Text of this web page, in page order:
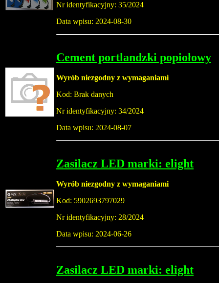
Nr identyfikacyjny: 35/2024
Data wpisu: 2024-08-30
Cement portlandzki popiołowy
Wyrób niezgodny z wymaganiami
Kod: Brak danych
Nr identyfikacyjny: 34/2024
Data wpisu: 2024-08-07
Zasilacz LED marki: elight
Wyrób niezgodny z wymaganiami
Kod: 5902693797029
Nr identyfikacyjny: 28/2024
Data wpisu: 2024-06-26
Zasilacz LED marki: elight